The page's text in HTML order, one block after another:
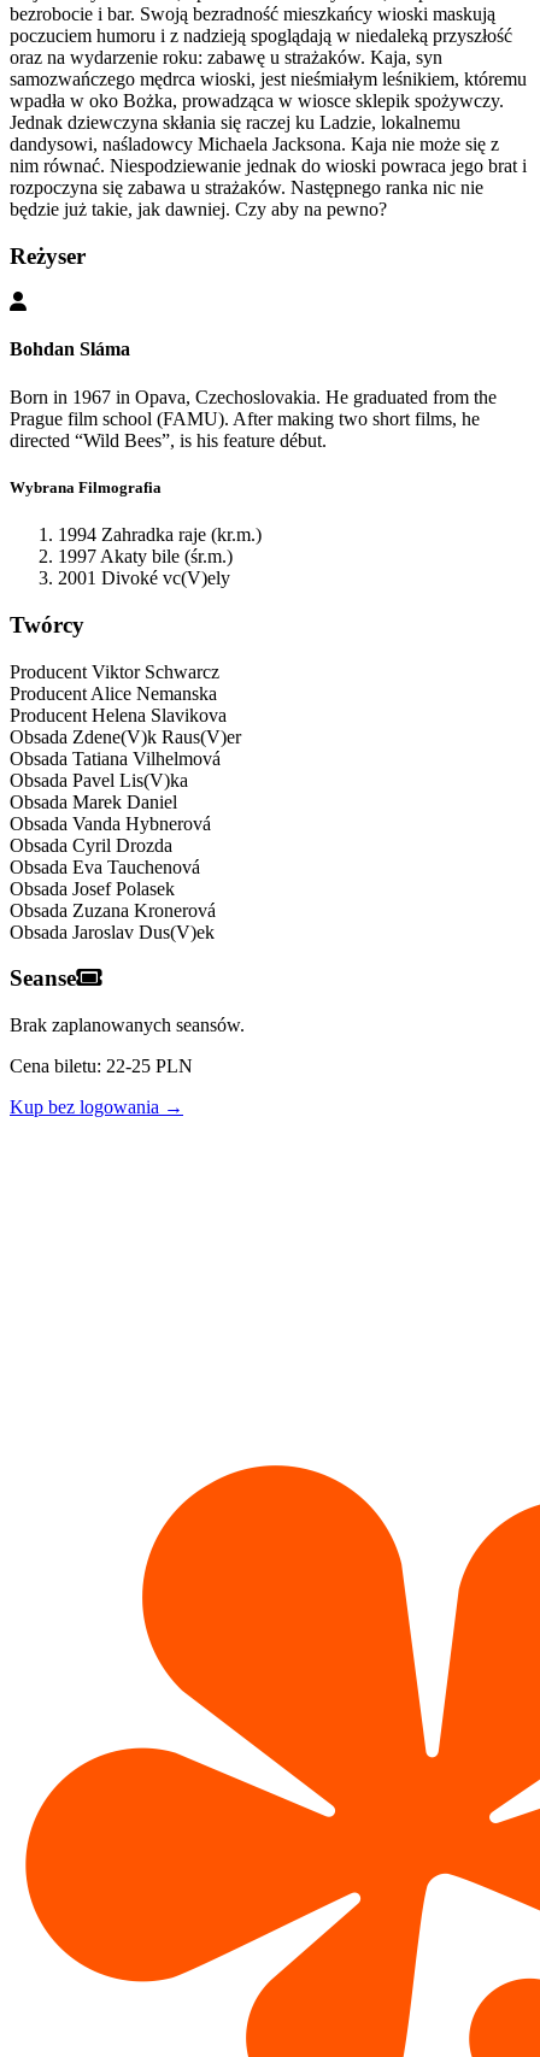
bezrobocie i bar. Swoją bezradność mieszkańcy wioski maskują
poczuciem humoru i z nadzieją spoglądają w niedaleką przyszłość
oraz na wydarzenie roku: zabawę u strażaków. Kaja, syn
samozwańczego mędrca wioski, jest nieśmiałym leśnikiem, któremu
wpadła w oko Bożka, prowadząca w wiosce sklepik spożywczy.
Jednak dziewczyna skłania się raczej ku Ladzie, lokalnemu
dandysowi, naśladowcy Michaela Jacksona. Kaja nie może się z
nim równać. Niespodziewanie jednak do wioski powraca jego brat i
rozpoczyna się zabawa u strażaków. Następnego ranka nic nie
będzie już takie, jak dawniej. Czy aby na pewno?
Reżyser
Bohdan Sláma
Born in 1967 in Opava, Czechoslovakia. He graduated from the
Prague film school (FAMU). After making two short films, he
directed “Wild Bees”, is his feature début.
Wybrana Filmografia
1994 Zahradka raje (kr.m.)
1997 Akaty bile (śr.m.)
2001 Divoké vc(V)ely
Twórcy
Producent Viktor Schwarcz
Producent Alice Nemanska
Producent Helena Slavikova
Obsada Zdene(V)k Raus(V)er
Obsada Tatiana Vilhelmová
Obsada Pavel Lis(V)ka
Obsada Marek Daniel
Obsada Vanda Hybnerová
Obsada Cyril Drozda
Obsada Eva Tauchenová
Obsada Josef Polasek
Obsada Zuzana Kronerová
Obsada Jaroslav Dus(V)ek
Seanse
Brak zaplanowanych seansów.
Cena biletu: 22-25 PLN
Kup bez logowania →